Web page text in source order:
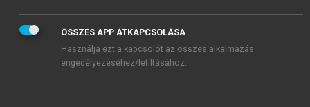
ÖSSZES APP ÁTKAPCSOLÁSA
Használja ezt a kapcsolót az összes alkalmazás
engedélyezéséhez/letiltásához.